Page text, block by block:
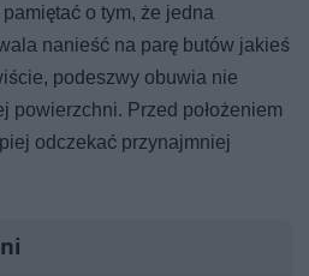
o tym, że jedna
nanieść na parę butów jakieś
podeszwy obuwia nie
powierzchni. Przed położeniem
odczekać przynajmniej